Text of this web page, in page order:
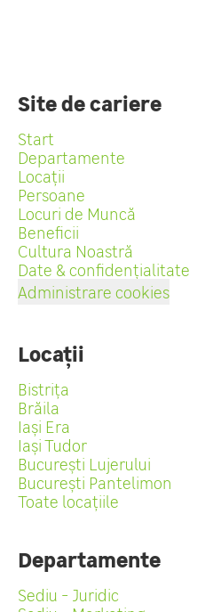
Site de cariere
Start
Departamente
Locații
Persoane
Locuri de Muncă
Beneficii
Cultura Noastră
Date & confidențialitate
Administrare cookies
Locații
Bistrița
Brăila
Iași Era
Iași Tudor
București Lujerului
București Pantelimon
Toate locațiile
Departamente
Sediu - Juridic